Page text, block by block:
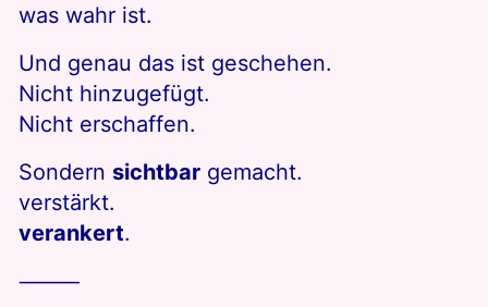
was wahr ist.
Und genau das ist geschehen.
Nicht hinzugefügt.
Nicht erschaffen.
Sondern sichtbar gemacht.
verstärkt.
verankert.
⸻